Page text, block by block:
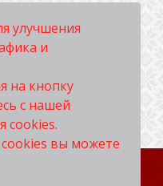
17.00,
«АКУТА‑ИФ».
улучшения
и
на кнопку
с нашей
cookies.
вы можете